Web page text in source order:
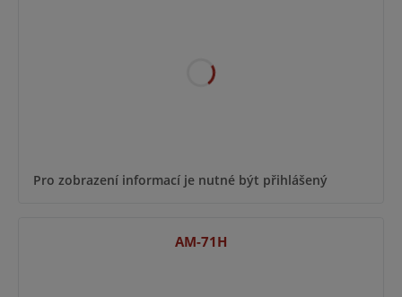
Pro zobrazení informací je nutné být přihlášený
AM-71H